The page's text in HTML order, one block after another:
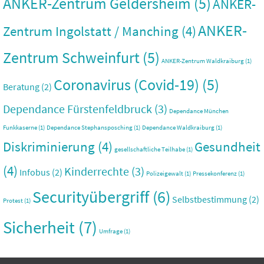
ANKER-
Zentrum Ingolstatt / Manching (4)ANKER-
Zentrum Schweinfurt (5) ANKER-Zentrum Waldkraiburg (1)
Beratung (2) Coronavirus (Covid-19) (5)
Dependance Fürstenfeldbruck (3) Dependance München
Funkkaserne (1) Dependance Stephansposching (1) Dependance Waldkraiburg (1)
Diskriminierung (4) gesellschaftliche Teilhabe (1) Gesundheit
(4) Infobus (2) Kinderrechte (3) Polizeigewalt (1) Pressekonferenz (1)
Protest (1) Securityübergriff(6) Selbstbestimmung (2)
Sicherheit (7) Umfrage (1)